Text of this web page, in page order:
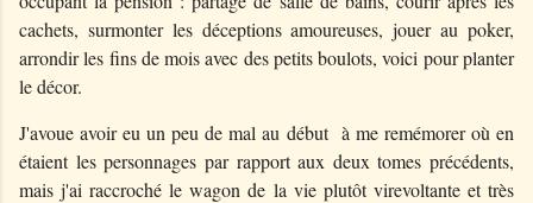
cachets, surmonter les déceptions amoureuses, jouer au poker,
arrondir les fins de mois avec des petits boulots, voici pour planter
le décor.
J'avoue avoir eu un peu de mal au début à me remémorer où en
étaient les personnages par rapport aux deux tomes précédents,
mais j'ai raccroché le wagon de la vie plutôt virevoltante et très